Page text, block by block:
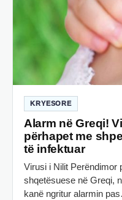
KRYESORE
Alarm në Greqi!
përhapet me
të infektuar
Virusi i Nilit Perëndimor
shqetësuese në Greqi,
kanë ngritur alarmin